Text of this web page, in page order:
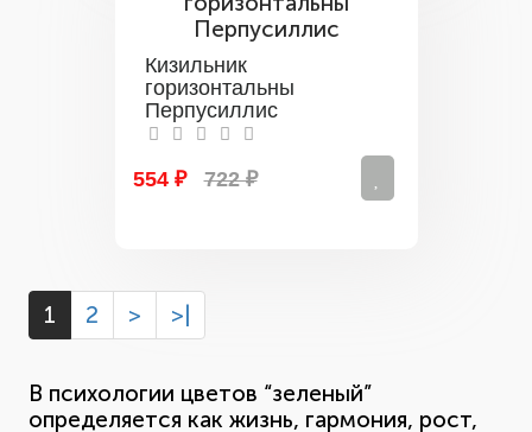
Кизильник
горизонтальны
Перпусиллис
554 ₽ 722 ₽
1 2 > >|
В психологии цветов “зеленый”
определяется как жизнь, гармония, рост,